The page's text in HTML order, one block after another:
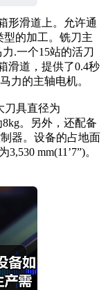
滑道上。允许通
型的加工。铣刀主
.一个15站的活刀
滑道，提供了0.4秒
力的主轴电机。
具直径为
8kg。另外，还配备
器。设备的占地面
mm(11’7”)。